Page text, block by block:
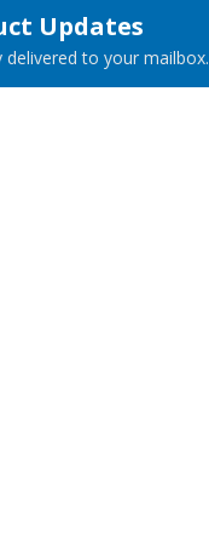
Updates
to your mailbox.